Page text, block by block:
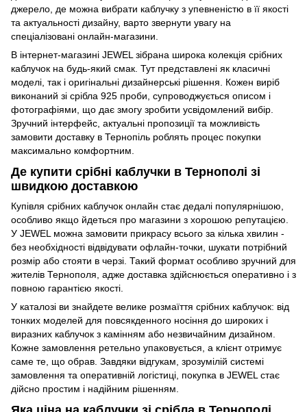
джерело, де можна вибрати каблучку з упевненістю в її якості
та актуальності дизайну, варто звернути увагу на
спеціалізовані онлайн-магазини.
В інтернет-магазині JEWEL зібрана широка колекція срібних
каблучок на будь-який смак. Тут представлені як класичні
моделі, так і оригінальні дизайнерські рішення. Кожен виріб
виконаний зі срібла 925 проби, супроводжується описом і
фотографіями, що дає змогу зробити усвідомлений вибір.
Зручний інтерфейс, актуальні пропозиції та можливість
замовити доставку в Тернопіль роблять процес покупки
максимально комфортним.
Де купити срібні каблучки в Тернополі зі
швидкою доставкою
Купівля срібних каблучок онлайн стає дедалі популярнішою,
особливо якщо йдеться про магазини з хорошою репутацією.
У JEWEL можна замовити прикрасу всього за кілька хвилин -
без необхідності відвідувати офлайн-точки, шукати потрібний
розмір або стояти в черзі. Такий формат особливо зручний для
жителів Тернополя, адже доставка здійснюється оперативно і з
повною гарантією якості.
У каталозі ви знайдете велике розмаїття срібних каблучок: від
тонких моделей для повсякденного носіння до широких і
виразних каблучок з камінням або незвичайним дизайном.
Кожне замовлення ретельно упаковується, а клієнт отримує
саме те, що обрав. Завдяки відгукам, зрозумілій системі
замовлення та оперативній логістиці, покупка в JEWEL стає
дійсно простим і надійним рішенням.